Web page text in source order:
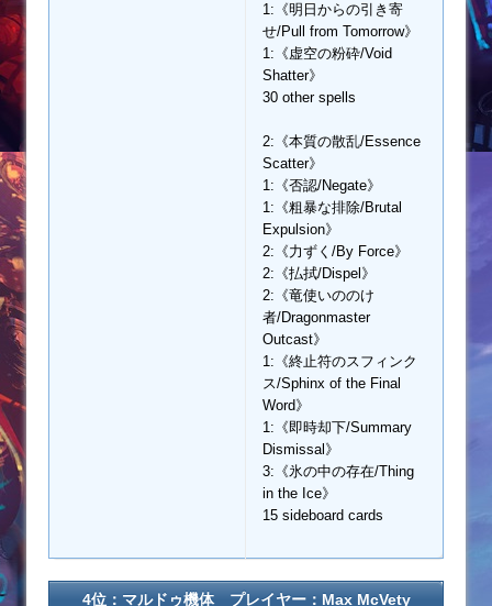
1:《明日からの引き寄
せ/Pull from Tomorrow》
1:《虚空の粉砕/Void
Shatter》
30 other spells
2:《本質の散乱/Essence
Scatter》
1:《否認/Negate》
1:《粗暴な排除/Brutal
Expulsion》
2:《力ずく/By Force》
2:《払拭/Dispel》
2:《竜使いののけ
者/Dragonmaster
Outcast》
1:《終止符のスフィンク
ス/Sphinx of the Final
Word》
1:《即時却下/Summary
Dismissal》
3:《氷の中の存在/Thing
in the Ice》
15 sideboard cards
4位：マルドゥ機体 プレイヤー：Max McVety